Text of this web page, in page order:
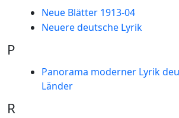
Neue Blätter 1913-04
Neuere deutsche Lyrik
P
Panorama moderner Lyrik
Länder
R